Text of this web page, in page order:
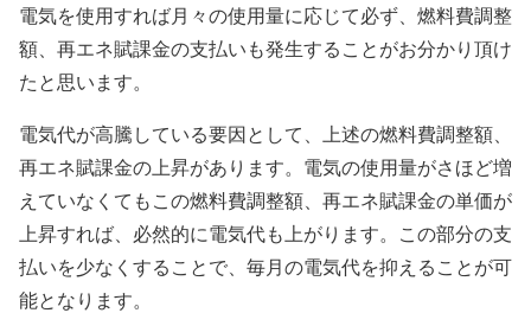
電気を使用すれば月々の使用量に応じて必ず、燃料費調整
額、再エネ賦課金の支払いも発生することがお分かり頂け
たと思います。
電気代が高騰している要因として、上述の燃料費調整額、
再エネ賦課金の上昇があります。電気の使用量がさほど増
えていなくてもこの燃料費調整額、再エネ賦課金の単価が
上昇すれば、必然的に電気代も上がります。この部分の支
払いを少なくすることで、毎月の電気代を抑えることが可
能となります。